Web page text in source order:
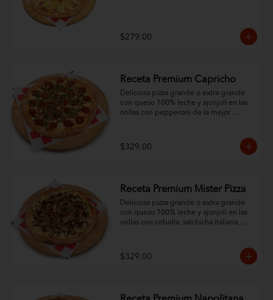
$279.00
Receta Premium Capricho
Deliciosa pizza grande o extra grande
con queso 100% leche y ajonjolí en las
orillas con pepperoni de la mejor
$329.00
Receta Premium Mister Pizza
Deliciosa pizza grande o extra grande
con queso 100% leche y ajonjolí en las
orillas con cebolla, salchicha italiana,
$329.00